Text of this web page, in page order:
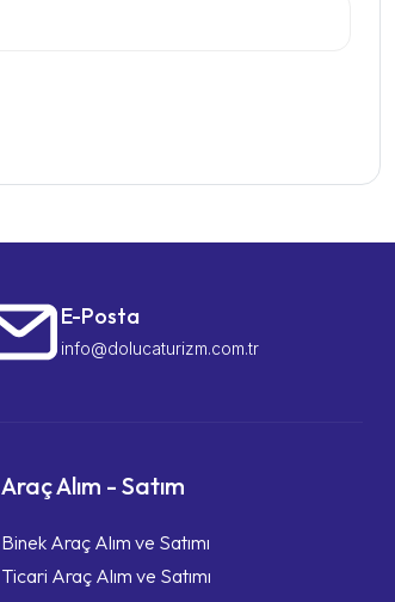
E-Posta
info@dolucaturizm.com.tr
Araç Alım - Satım
Binek Araç Alım ve Satımı
Ticari Araç Alım ve Satımı